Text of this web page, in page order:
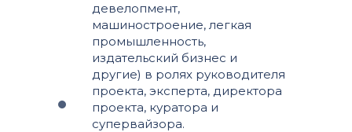
девелопмент,
машиностроение, легкая
промышленность,
издательский бизнес и
другие) в ролях руководителя
проекта, эксперта, директора
проекта, куратора и
супервайзора.